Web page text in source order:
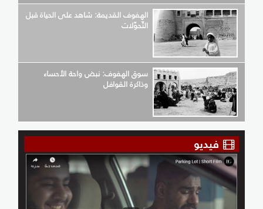
الهفوف القديمة: شاهد على الحياة قبل
التّحوّلات
سوق الهفوف: نبض واحة الأحساء
وذاكرة القوافل
فيديو